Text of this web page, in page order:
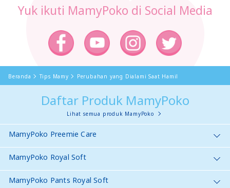
Yuk ikuti MamyPoko di Social Media
Beranda Tips Mamy Perubahan yang Dialami Saat Hamil
Daftar Produk MamyPoko
Lihat semua produk MamyPoko
MamyPoko Preemie Care
MamyPoko Royal Soft
MamyPoko Pants Royal Soft